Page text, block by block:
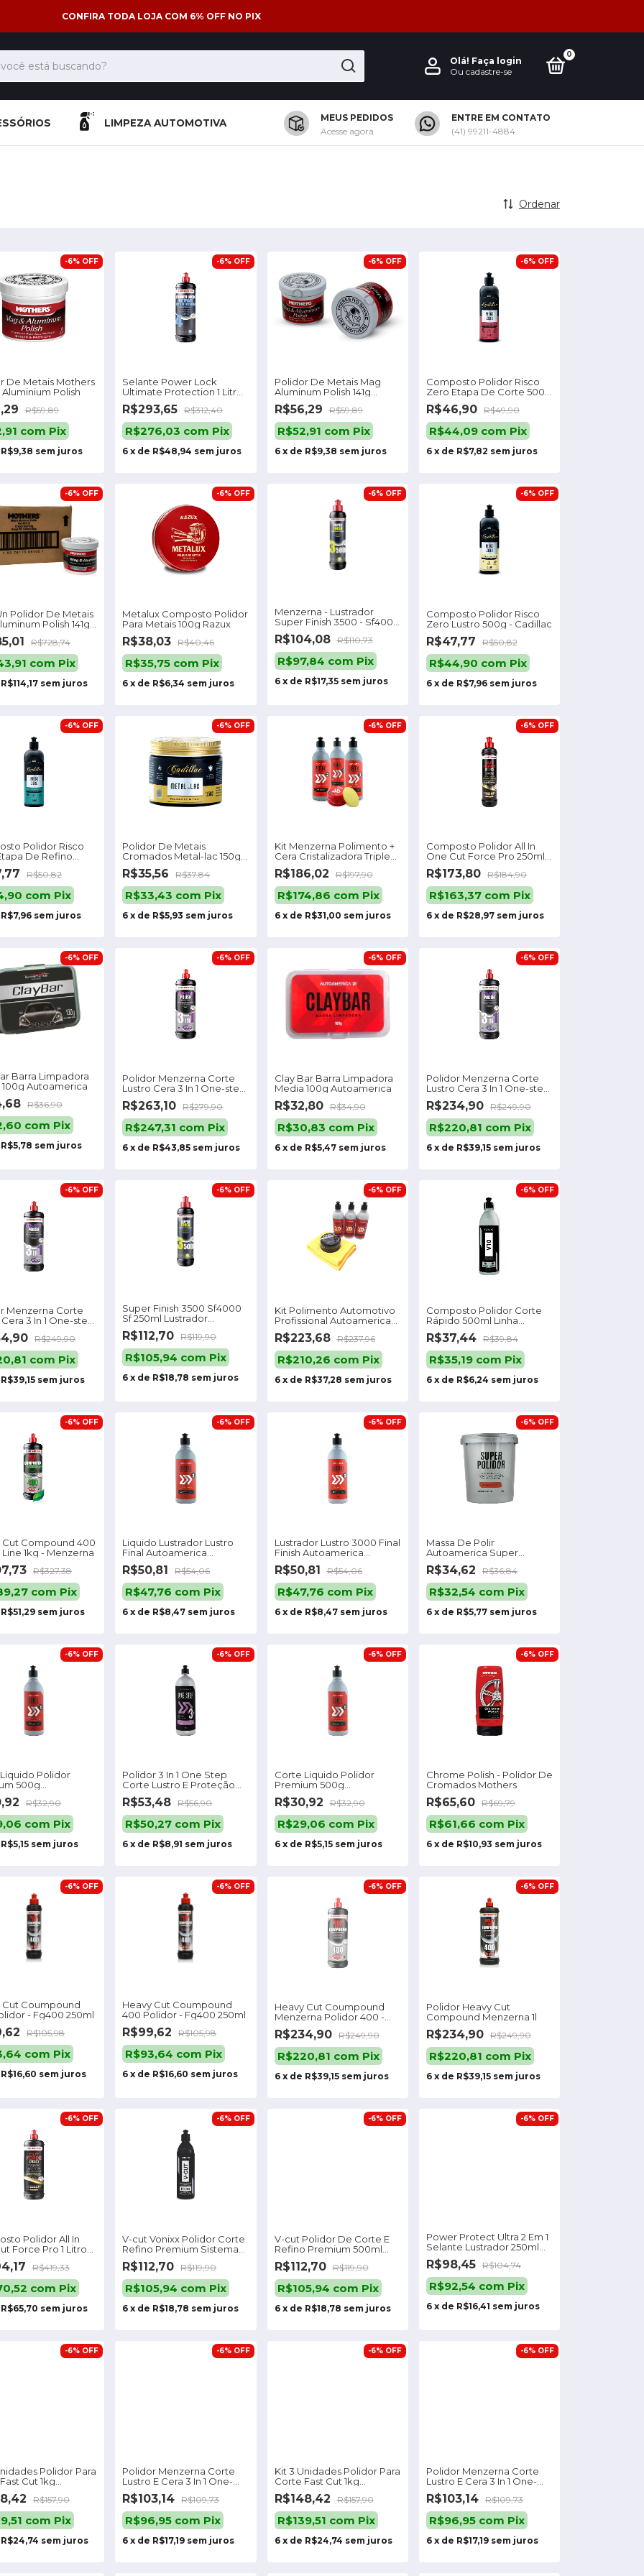
CONFIRA TODA LOJA COM 6% OFF NO PIX
Olá! Faça login
Ou cadastre-se
0
LIMPEZA AUTOMOTIVA
MEUS PEDIDOS
Acesse agora
ENTRE EM CONTATO
(41) 99211-4884
Ordenar
De Metais Mothers
Aluminium Polish
-6% OFF
R$59,89
com Pix
R$9,38 sem juros
Selante Power Lock
Ultimate Protection 1 Litro -
Menzerna
-6% OFF
R$293,65 R$312,40
R$276,03 com Pix
6 x de R$48,94 sem juros
Polidor De Metais Mag
Aluminum Polish 141g
Magnésio
-6% OFF
R$56,29 R$59,89
R$52,91 com Pix
6 x de R$9,38 sem juros
Composto Polidor Risco
Zero Etapa De Corte 500g
Cadillac
-6% OFF
R$46,90 R$49,90
R$44,09 com Pix
6 x de R$7,82 sem juros
Polidor De Metais
Polish 141g
-6% OFF
R$728,74
com Pix
R$114,17 sem juros
Metalux Composto Polidor
Para Metais 100g Razux
-6% OFF
R$38,03 R$40,46
R$35,75 com Pix
6 x de R$6,34 sem juros
Menzerna - Lustrador
Super Finish 3500 - Sf4000
(250ml)
-6% OFF
R$104,08 R$110,73
R$97,84 com Pix
6 x de R$17,35 sem juros
Composto Polidor Risco
Zero Lustro 500g - Cadillac
-6% OFF
R$47,77 R$50,82
R$44,90 com Pix
6 x de R$7,96 sem juros
Polidor Risco
De Refino
Cor Azul-
N/a
-6% OFF
R$50,82
com Pix
R$7,96 sem juros
Polidor De Metais
Cromados Metal-lac 150g
Cadillac
-6% OFF
R$35,56 R$37,84
R$33,43 com Pix
6 x de R$5,93 sem juros
Kit Menzerna Polimento +
Cera Cristalizadora Triple
Wax 100g
-6% OFF
R$186,02 R$197,90
R$174,86 com Pix
6 x de R$31,00 sem juros
Composto Polidor All In
One Cut Force Pro 250ml
Menzerna Cor Na N A
-6% OFF
R$173,80 R$184,90
R$163,37 com Pix
6 x de R$28,97 sem juros
Barra Limpadora
100g Autoamerica
-6% OFF
R$36,90
com Pix
R$5,78 sem juros
Polidor Menzerna Corte
Lustro Cera 3 In 1 One-step
Polish 1l
-6% OFF
R$263,10 R$279,90
R$247,31 com Pix
6 x de R$43,85 sem juros
Clay Bar Barra Limpadora
Media 100g Autoamerica
-6% OFF
R$32,80 R$34,90
R$30,83 com Pix
6 x de R$5,47 sem juros
Polidor Menzerna Corte
Lustro Cera 3 In 1 One-step
Polish 1l
-6% OFF
R$234,90 R$249,90
R$220,81 com Pix
6 x de R$39,15 sem juros
Menzerna Corte
3 In 1 One-step
-6% OFF
R$249,90
com Pix
R$39,15 sem juros
Super Finish 3500 Sf4000
Sf 250ml Lustrador
Menzerna
-6% OFF
R$112,70 R$119,90
R$105,94 com Pix
6 x de R$18,78 sem juros
Kit Polimento Automotivo
Profissional Autoamerica
Kit Novo
-6% OFF
R$223,68 R$237,96
R$210,26 com Pix
6 x de R$37,28 sem juros
Composto Polidor Corte
Rápido 500ml Linha
Diamond - Vonixx
-6% OFF
R$37,44 R$39,84
R$35,19 com Pix
6 x de R$6,24 sem juros
Cut Compound 400
1kg - Menzerna
-6% OFF
R$327,38
com Pix
R$51,29 sem juros
Liquido Lustrador Lustro
Final Autoamerica
Menzerna Full
-6% OFF
R$50,81 R$54,06
R$47,76 com Pix
6 x de R$8,47 sem juros
Lustrador Lustro 3000 Final
Finish Autoamerica
Menzerna
-6% OFF
R$50,81 R$54,06
R$47,76 com Pix
6 x de R$8,47 sem juros
Massa De Polir
Autoamerica Super
Polidor (1kg)
-6% OFF
R$34,62 R$36,84
R$32,54 com Pix
6 x de R$5,77 sem juros
Polidor
500g
-6% OFF
R$32,90
com Pix
R$5,15 sem juros
Polidor 3 In 1 One Step
Corte Lustro E Proteção
Autoamerica
-6% OFF
R$53,48 R$56,90
R$50,27 com Pix
6 x de R$8,91 sem juros
Corte Liquido Polidor
Premium 500g
Autoamerica
-6% OFF
R$30,92 R$32,90
R$29,06 com Pix
6 x de R$5,15 sem juros
Chrome Polish - Polidor De
Cromados Mothers
-6% OFF
R$65,60 R$69,79
R$61,66 com Pix
6 x de R$10,93 sem juros
Cut Coumpound
- Fg400 250ml
-6% OFF
R$105,98
com Pix
R$16,60 sem juros
Heavy Cut Coumpound
400 Polidor - Fg400 250ml
-6% OFF
R$99,62 R$105,98
R$93,64 com Pix
6 x de R$16,60 sem juros
Heavy Cut Coumpound
Menzerna Polidor 400 -
Fg400 1l
-6% OFF
R$234,90 R$249,90
R$220,81 com Pix
6 x de R$39,15 sem juros
Polidor Heavy Cut
Compound Menzerna 1l
-6% OFF
R$234,90 R$249,90
R$220,81 com Pix
6 x de R$39,15 sem juros
Polidor All In
Force Pro 1 Litro
-6% OFF
R$419,33
com Pix
R$65,70 sem juros
V-cut Vonixx Polidor Corte
Refino Premium Sistema
Vhp 500ml
-6% OFF
R$112,70 R$119,90
R$105,94 com Pix
6 x de R$18,78 sem juros
V-cut Polidor De Corte E
Refino Premium 500ml
Vonixx Cor Preto
-6% OFF
R$112,70 R$119,90
R$105,94 com Pix
6 x de R$18,78 sem juros
Power Protect Ultra 2 Em 1
Selante Lustrador 250ml
Menzerna
-6% OFF
R$98,45 R$104,74
R$92,54 com Pix
6 x de R$16,41 sem juros
Polidor Para
Cut 1kg
-6% OFF
R$157,90
com Pix
R$24,74 sem juros
Polidor Menzerna Corte
Lustro E Cera 3 In 1 One-
step Polish
-6% OFF
R$103,14 R$109,73
R$96,95 com Pix
6 x de R$17,19 sem juros
Kit 3 Unidades Polidor Para
Corte Fast Cut 1kg
Autoamerica
-6% OFF
R$148,42 R$157,90
R$139,51 com Pix
6 x de R$24,74 sem juros
Polidor Menzerna Corte
Lustro E Cera 3 In 1 One-
step Polish 110v/220v
-6% OFF
R$103,14 R$109,73
R$96,95 com Pix
6 x de R$17,19 sem juros